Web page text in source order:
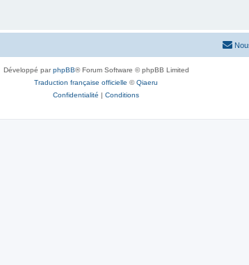
Développé parphpBB® Forum Software © phpBB Limited
Traduction française officielle ©Qiaeru
Confidentialité | Conditions